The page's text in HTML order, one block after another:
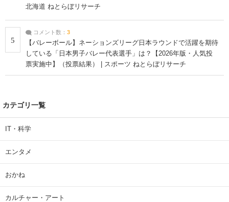
北海道 ねとらぼリサーチ
5
コメント数： 3
【バレーボール】ネーションズリーグ日本ラウンドで活躍を期待
している「日本男子バレー代表選手」は？【2026年版・人気投
票実施中】（投票結果） | スポーツ ねとらぼリサーチ
カテゴリ一覧
IT・科学
エンタメ
おかね
カルチャー・アート